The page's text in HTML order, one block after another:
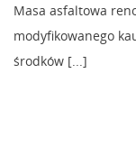
Masa asfaltowa
modyfikowanego
środków [...]